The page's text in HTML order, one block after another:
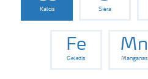
Kalcis Siera
Fe
Geležis
Mn
Manganas